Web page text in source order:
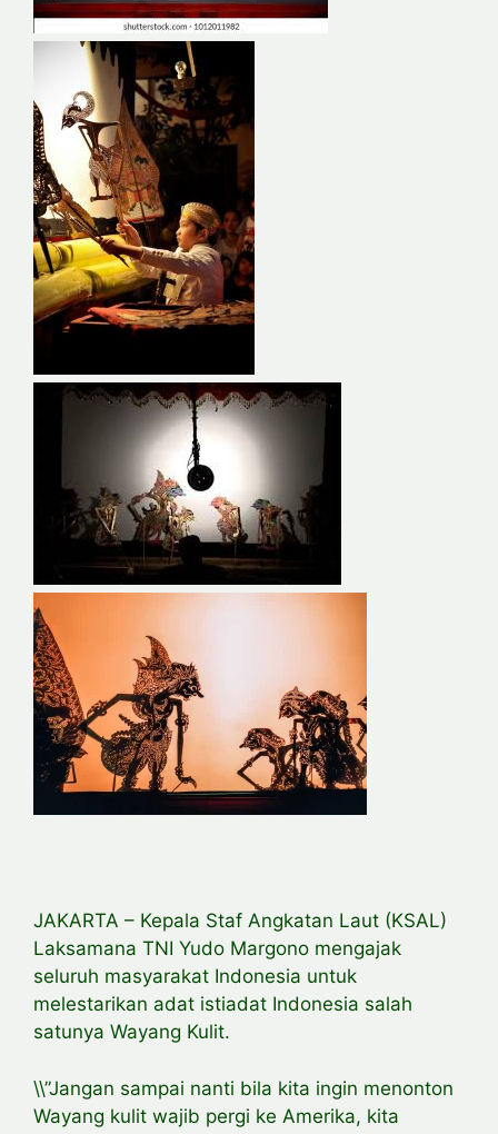
JAKARTA – Kepala Staf Angkatan Laut (KSAL)
Laksamana TNI Yudo Margono mengajak
seluruh masyarakat Indonesia untuk
melestarikan adat istiadat Indonesia salah
satunya Wayang Kulit.
\\”Jangan sampai nanti bila kita ingin menonton
Wayang kulit wajib pergi ke Amerika, kita